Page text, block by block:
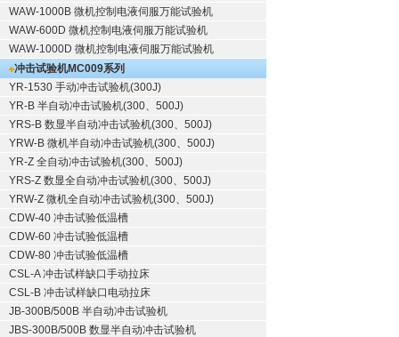
WAW-1000B 微机控制电液伺服万能试验机
WAW-600D 微机控制电液伺服万能试验机
WAW-1000D 微机控制电液伺服万能试验机
冲击试验机MC009系列
YR-1530 手动冲击试验机(300J)
YR-B 半自动冲击试验机(300、500J)
YRS-B 数显半自动冲击试验机(300、500J)
YRW-B 微机半自动冲击试验机(300、500J)
YR-Z 全自动冲击试验机(300、500J)
YRS-Z 数显全自动冲击试验机(300、500J)
YRW-Z 微机全自动冲击试验机(300、500J)
CDW-40 冲击试验低温槽
CDW-60 冲击试验低温槽
CDW-80 冲击试验低温槽
CSL-A 冲击试样缺口手动拉床
CSL-B 冲击试样缺口电动拉床
JB-300B/500B 半自动冲击试验机
JBS-300B/500B 数显半自动冲击试验机